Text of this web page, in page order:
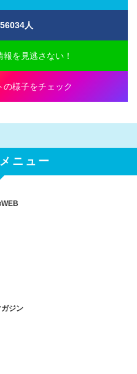
56034人
を見逃さない！
様子をチェック
ニュー
ジン